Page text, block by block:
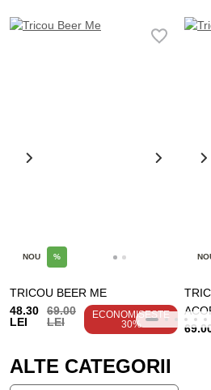
NOU %
TRICOU BEER ME
48.30
LEI
69.00
LEI
ECONOMISEȘTE
30%
ALTE CATEGORII